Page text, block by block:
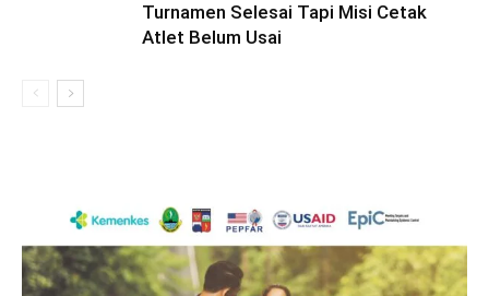
Turnamen Selesai Tapi Misi Cetak
Atlet Belum Usai